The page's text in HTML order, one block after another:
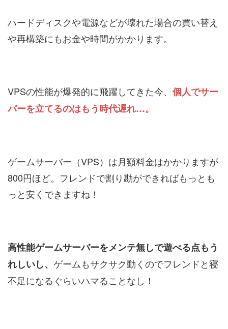
ハードディスクや電源などが壊れた場合の買い替え
や再構築にもお金や時間がかかります。
VPSの性能が爆発的に飛躍してきた今、 個人でサー
バーを立てるのはもう時代遅れ…。
ゲームサーバー（VPS）は月額料金はかかりますが
800円ほど。フレンドで割り勘ができればもっとも
っと安くできますね！
高性能ゲームサーバーをメンテ無しで遊べる点もう
れしいし、 ゲームもサクサク動くのでフレンドと寝
不足になるぐらいハマることなし！